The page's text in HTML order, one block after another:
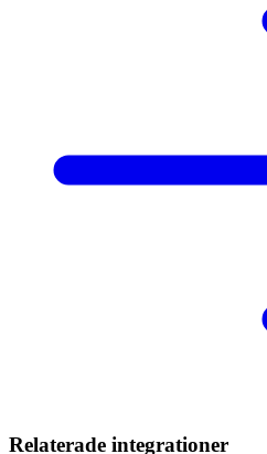
Relaterade integrationer